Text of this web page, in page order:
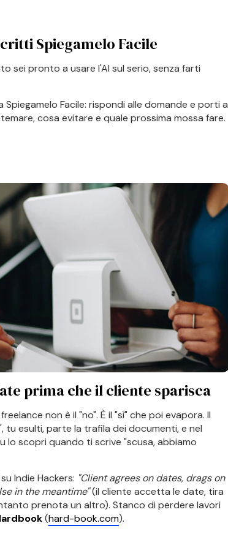
Spiegamelo Facile
sei pronto a usare l'AI sul serio, senza farti
Facile: rispondi alle domande e porti a
cosa evitare e quale prossima mossa fare.
prima che il cliente sparisca
non è il "no". È il "sì" che poi evapora. Il
esulti, parte la trafila dei documenti, e nel
scopri quando ti scrive "scusa, abbiamo
Indie Hackers: "Client agrees on dates, drags on
in the meantime"(il cliente accetta le date, tira
prenota un altro). Stanco di perdere lavori
(hard-book.com).